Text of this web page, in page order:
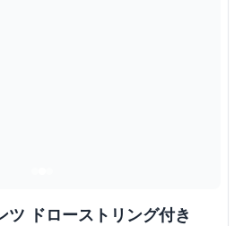
ツ ドローストリング付き